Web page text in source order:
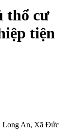
thổ cư
tiện
Long An, Xã Đức